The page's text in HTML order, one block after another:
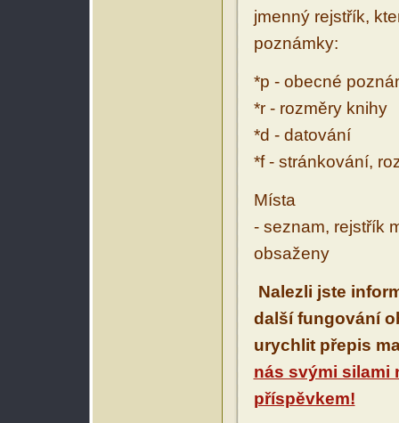
jmenný rejstřík,
poznámky:
*p - obecné
*r - rozměry knihy
*d - datování
*f - stránkování,
Místa
- seznam, rejstřík
obsaženy
Nalezli jste
další fungování
urychlit přepis
nás svými silami
příspěvkem!